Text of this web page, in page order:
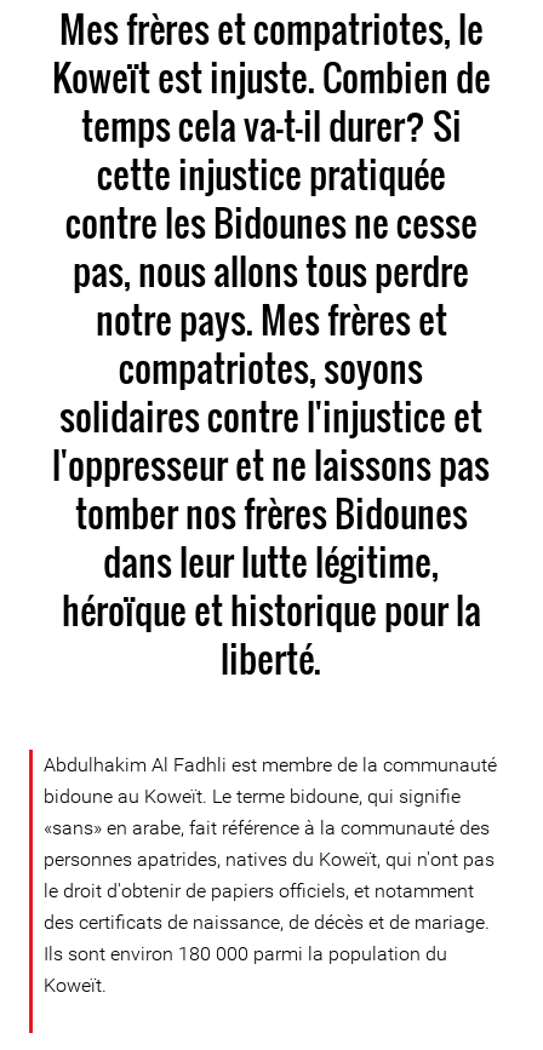
Mes frères et compatriotes, le
Koweït est injuste. Combien de
temps cela va-t-il durer? Si
cette injustice pratiquée
contre les Bidounes ne cesse
pas, nous allons tous perdre
notre pays. Mes frères et
compatriotes, soyons
solidaires contre l'injustice et
l'oppresseur et ne laissons pas
tomber nos frères Bidounes
dans leur lutte légitime,
héroïque et historique pour la
liberté.
Abdulhakim Al Fadhli est membre de la communauté
bidoune au Koweït. Le terme bidoune, qui signifie
«sans» en arabe, fait référence à la communauté des
personnes apatrides, natives du Koweït, qui n'ont pas
le droit d'obtenir de papiers officiels, et notamment
des certificats de naissance, de décès et de mariage.
Ils sont environ 180 000 parmi la population du
Koweït.